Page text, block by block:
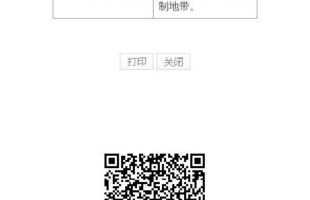
制地带。